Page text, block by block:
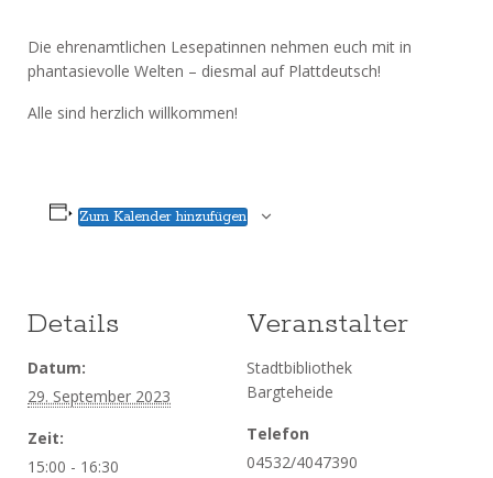
Die ehrenamtlichen Lesepatinnen nehmen euch mit in
phantasievolle Welten – diesmal auf Plattdeutsch!
Alle sind herzlich willkommen!
Zum Kalender hinzufügen
Details
Datum:
29. September 2023
Zeit:
15:00 - 16:30
Veranstalter
Stadtbibliothek
Bargteheide
Telefon
04532/4047390